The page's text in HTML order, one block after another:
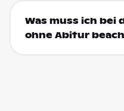
Was muss ich bei
ohne Abitur